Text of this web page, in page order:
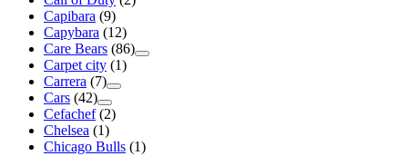
Capibara (9)
Capybara (12)
Care Bears (86)
Carpet city (1)
Carrera (7)
Cars (42)
Cefachef (2)
Chelsea (1)
Chicago Bulls (1)